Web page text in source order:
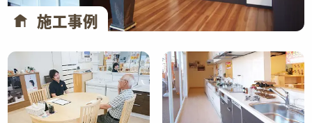
施工事例